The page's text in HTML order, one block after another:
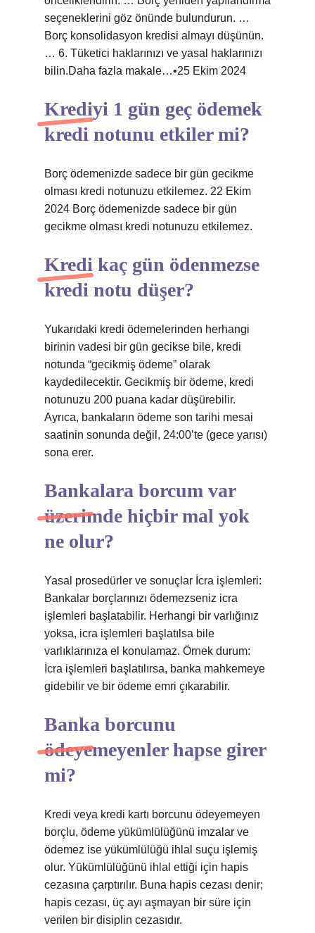
seçeneklerini göz önünde bulundurun. …
Borç konsolidasyon kredisi almayı düşünün.
… 6. Tüketici haklarınızı ve yasal haklarınızı
bilin.Daha fazla makale…•25 Ekim 2024
Krediyi 1 gün geç ödemek
kredi notunu etkiler mi?
Borç ödemenizde sadece bir gün gecikme
olması kredi notunuzu etkilemez. 22 Ekim
2024 Borç ödemenizde sadece bir gün
gecikme olması kredi notunuzu etkilemez.
Kredi kaç gün ödenmezse
kredi notu düşer?
Yukarıdaki kredi ödemelerinden herhangi
birinin vadesi bir gün gecikse bile, kredi
notunda “gecikmiş ödeme” olarak
kaydedilecektir. Gecikmiş bir ödeme, kredi
notunuzu 200 puana kadar düşürebilir.
Ayrıca, bankaların ödeme son tarihi mesai
saatinin sonunda değil, 24:00’te (gece yarısı)
sona erer.
Bankalara borcum var
üzerimde hiçbir mal yok
ne olur?
Yasal prosedürler ve sonuçlar İcra işlemleri:
Bankalar borçlarınızı ödemezseniz icra
işlemleri başlatabilir. Herhangi bir varlığınız
yoksa, icra işlemleri başlatılsa bile
varlıklarınıza el konulamaz. Örnek durum:
İcra işlemleri başlatılırsa, banka mahkemeye
gidebilir ve bir ödeme emri çıkarabilir.
Banka borcunu
ödeyemeyenler hapse girer
mi?
Kredi veya kredi kartı borcunu ödeyemeyen
borçlu, ödeme yükümlülüğünü imzalar ve
ödemez ise yükümlülüğü ihlal suçu işlemiş
olur. Yükümlülüğünü ihlal ettiği için hapis
cezasına çarptırılır. Buna hapis cezası denir;
hapis cezası, üç ayı aşmayan bir süre için
verilen bir disiplin cezasıdır.